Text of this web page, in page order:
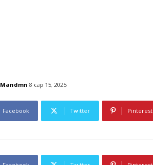
Mandmn 8 сар 15, 2025
Facebook Twitter Pinterest